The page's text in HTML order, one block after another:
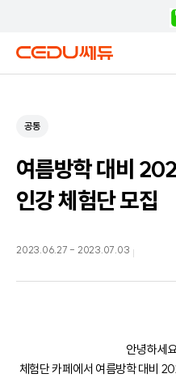
공통
여름방학 대비
인강 체험단 모집
2023.06.27 - 2023.07.03
안녕하세
체험단 카페에서 여름방학 대비